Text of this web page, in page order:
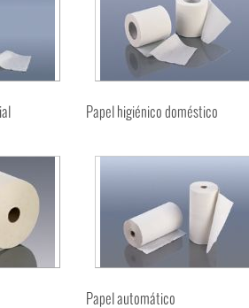
Papel higiénico doméstico
Papel automático